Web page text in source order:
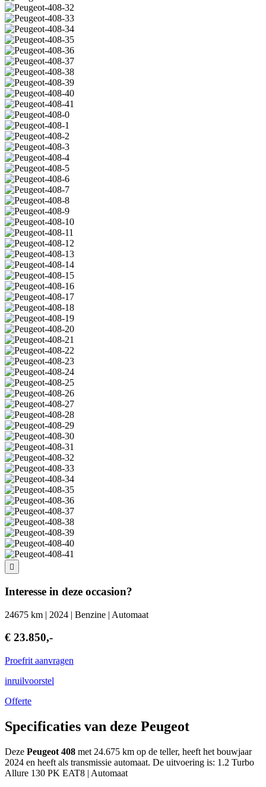
Interesse in deze occasion?
24675 km | 2024 | Benzine | Automaat
€ 23.850,-
Proefrit aanvragen
inruilvoorstel
Offerte
Specificaties van deze Peugeot
Deze Peugeot 408 met 24.675 km op de teller, heeft het bouwjaar
2024 en heeft als transmissie automaat. De uitvoering is: 1.2 Turbo
Allure 130 PK EAT8 | Automaat